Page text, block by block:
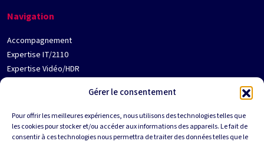
Gérer le consentement
Pour offrir les meilleures expériences, nous utilisons des technologies telles que
les cookies pour stocker et/ou accéder aux informations des appareils. Le fait de
consentir à ces technologies nous permettra de traiter des données telles que le
Navigation
Accompagnement
Expertise IT/2110
Expertise Vidéo/HDR
Qui est Media180 ?
Partenaires Suivez-nous